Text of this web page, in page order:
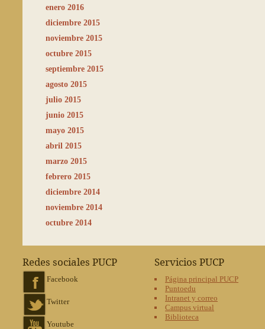
enero 2016
diciembre 2015
noviembre 2015
octubre 2015
septiembre 2015
agosto 2015
julio 2015
junio 2015
mayo 2015
abril 2015
marzo 2015
febrero 2015
diciembre 2014
noviembre 2014
octubre 2014
Redes sociales PUCP
Facebook
Twitter
Youtube
Servicios PUCP
Página principal PUCP
Puntoedu
Intranet y correo
Campus virtual
Biblioteca